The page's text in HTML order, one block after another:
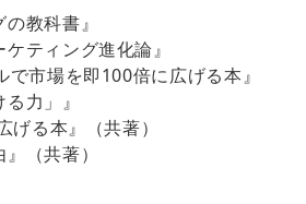
教科書』
ティング進化論』
市場を即100倍に広げる本』
力」』
げる本』（共著）
（共著）